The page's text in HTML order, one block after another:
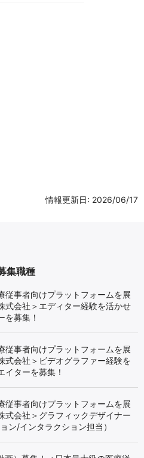
情報更新日: 2026/06/17
集職種
従事者向けプラットフォームを展
式会社＞エディター経験を活かせ
を募集！
従事者向けプラットフォームを展
式会社＞ビデオグラファー経験を
イターを募集！
従事者向けプラットフォームを展
式会社＞グラフィックデザイナー
ン/インタラクション担当）